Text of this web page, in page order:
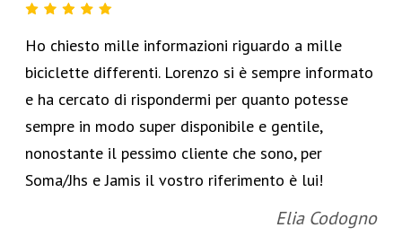
Ho chiesto mille informazioni riguardo a mille
biciclette differenti. Lorenzo si è sempre informato
e ha cercato di rispondermi per quanto potesse
sempre in modo super disponibile e gentile,
nonostante il pessimo cliente che sono, per
Soma/Jhs e Jamis il vostro riferimento è lui!
Elia Codogno